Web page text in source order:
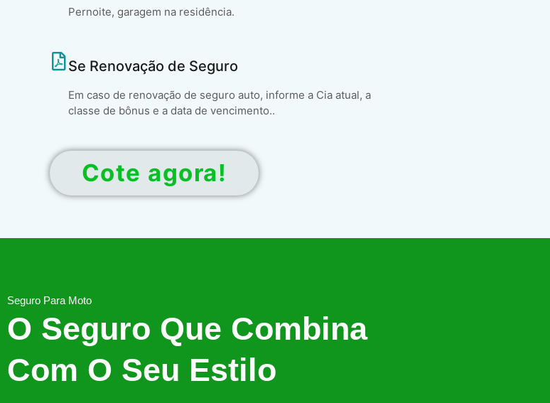
Pernoite, garagem na residência.
Se Renovação de Seguro
Em caso de renovação de seguro auto, informe a Cia atual, a
classe de bônus e a data de vencimento..
Cote agora!
Seguro Para Moto
O Seguro Que Combina
Com O Seu Estilo